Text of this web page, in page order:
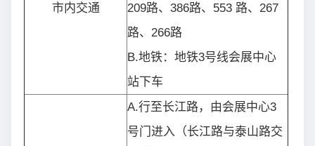
市内交通
209路、386路、553 路、267
路、266路
B.地铁：地铁3号线会展中心
站下车
A.行至长江路，由会展中心3
号门进入（长江路与泰山路交